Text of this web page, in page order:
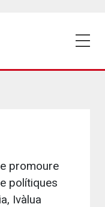
promoure
polítiques
Ivàlua